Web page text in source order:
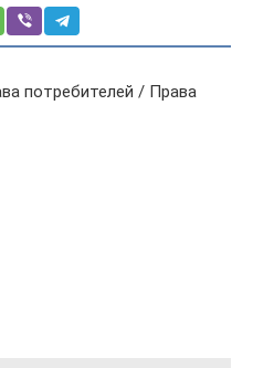
потребителей / Права